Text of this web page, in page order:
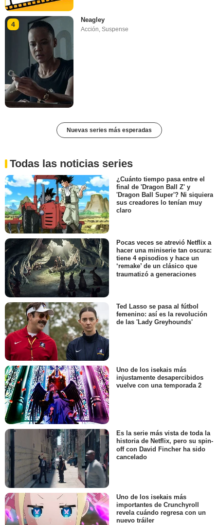
4
Neagley
Acción ,Suspense
Nuevas series más esperadas
Todas las noticias series
¿Cuánto tiempo pasa entre el
final de 'Dragon Ball Z' y
'Dragon Ball Super'? Ni siquiera
sus creadores lo tenían muy
claro
Pocas veces se atrevió Netflix a
hacer una miniserie tan oscura:
tiene 4 episodios y hace un
‘remake’ de un clásico que
traumatizó a generaciones
Ted Lasso se pasa al fútbol
femenino: así es la revolución
de las 'Lady Greyhounds'
Uno de los isekais más
injustamente desapercibidos
vuelve con una temporada 2
Es la serie más vista de toda la
historia de Netflix, pero su spin-
off con David Fincher ha sido
cancelado
Uno de los isekais más
importantes de Crunchyroll
revela cuándo regresa con un
nuevo tráiler